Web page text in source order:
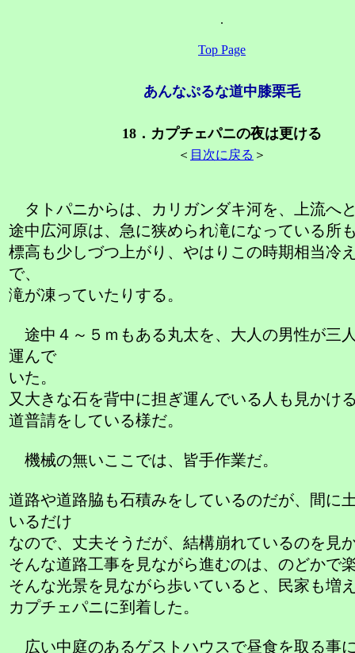
.
Top Page
あんなぷるな道中膝栗毛
18．カプチェパニの夜は更ける
＜ 目次に戻る ＞
タトパニからは、カリガンダキ河を、上流へ
途中広河原は、急に狭められ滝になっている所
標高も少しづつ上がり、やはりこの時期相当冷
で、
滝が凍っていたりする。
途中４～５ｍもある丸太を、大人の男性が三
運んで
いた。
又大きな石を背中に担ぎ運んでいる人も見かけ
道普請をしている様だ。
機械の無いここでは、皆手作業だ。
道路や道路脇も石積みをしているのだが、間に
いるだけ
なので、丈夫そうだが、結構崩れているのを見
そんな道路工事を見ながら進むのは、のどかで
そんな光景を見ながら歩いていると、民家も増
カプチェパニに到着した。
広い中庭のあるゲストハウスで昼食を取る事